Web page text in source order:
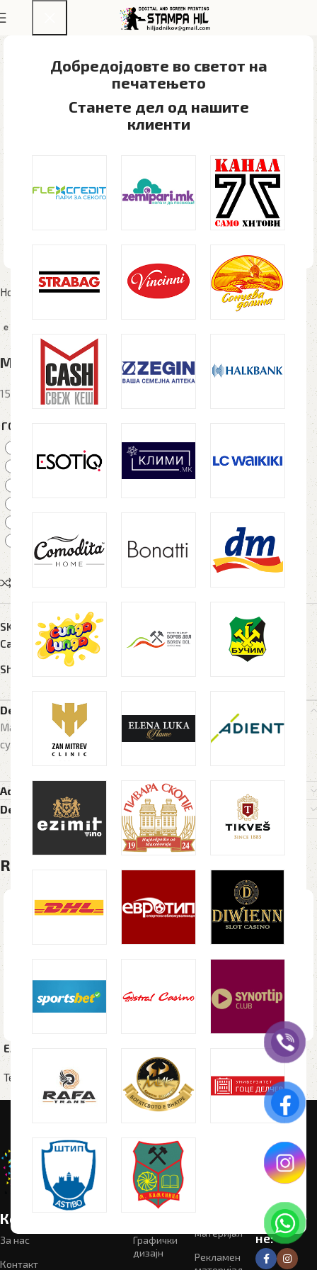
Добредојдовте во светот на
печатењето​
Станете дел од нашите
клиенти
Home Текстил Маици
Маица за Сублимација, SUBLI MEN, бела
150g/m2, 100% полиестер
ГОЛЕМИНА
XXXL
SKU:
N/A
Categories:Маици,
Текстил
Share:
Description
Maica, maici, маица, маици, машка, maska, explode, sublimacija,
субли
Additional information
Delivery Details
Related products
Елек RUSSELL FLEECE 872М
Текстил Елек
Елек SOFT SHELL RUSSELL
141F
Текстил Елек
Корисни линкови
За нас
Контакт
Графички
дизајн
материјал
Рекламен
Следете
не: